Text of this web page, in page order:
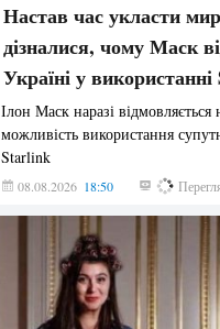
Настав час укласти
дізналися, чому Маск
Україні у
Ілон Маск наразі відмовляється
можливість використання
Starlink
08.08.2026 18:50 311